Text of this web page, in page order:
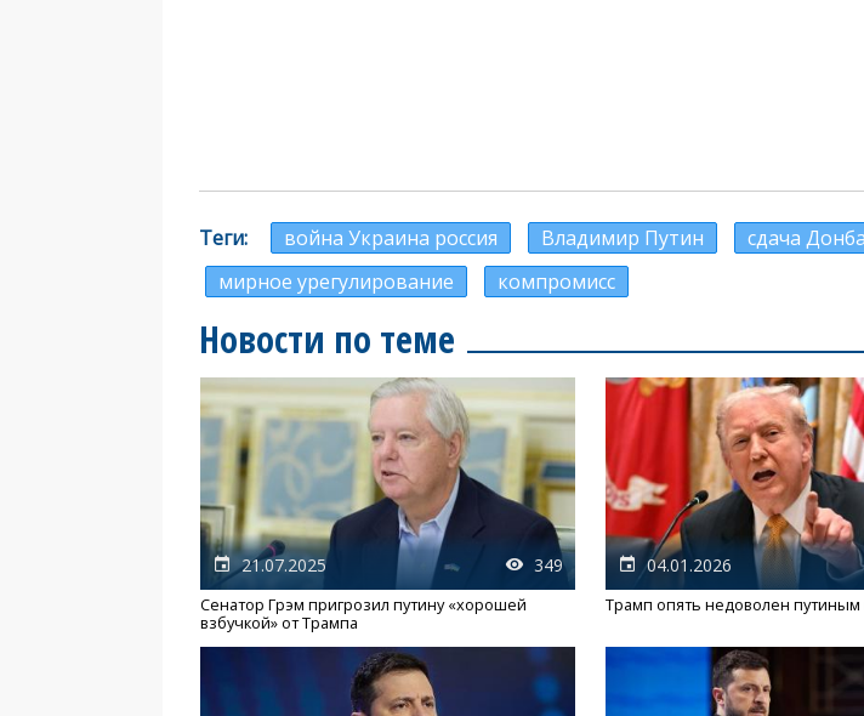
Теги война Украина россия Владимир Путин
сдача
мирное урегулирование
компромисс
Новости по теме
21.07.2025 349
Сенатор Грэм пригрозил путину «хорошей
взбучкой» от Трампа
04.01.2026
Трамп опять недоволен путиным